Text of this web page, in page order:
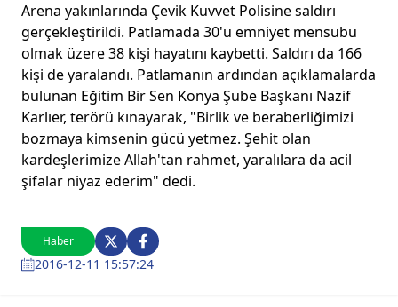
Haber
2016-12-11 15:57:24
Arena yakınlarında Çevik Kuvvet Polisine saldırı
gerçekleştirildi. Patlamada 30'u emniyet mensubu
olmak üzere 38 kişi hayatını kaybetti. Saldırı da 166
kişi de yaralandı. Patlamanın ardından açıklamalarda
bulunan Eğitim Bir Sen Konya Şube Başkanı Nazif
Karlıer, terörü kınayarak, "Birlik ve beraberliğimizi
bozmaya kimsenin gücü yetmez. Şehit olan
kardeşlerimize Allah'tan rahmet, yaralılara da acil
şifalar niyaz ederim" dedi.